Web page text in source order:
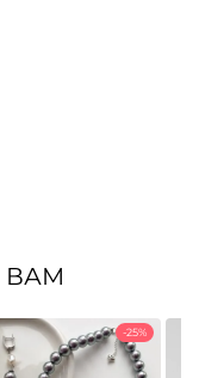
ВАМ
-25%